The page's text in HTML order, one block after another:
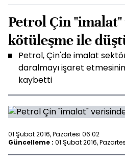
Petrol Çin
kötüleşme ile
Petrol, Çin'de imalat
daralmayı işaret
kaybetti
01 Şubat 2016, Pazartesi 06:02
Güncelleme : 01 Şubat 2016,